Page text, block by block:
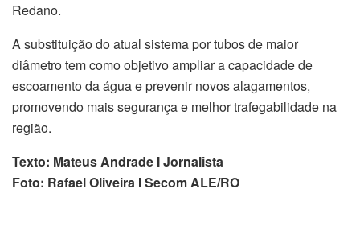
Redano.
A substituição do atual sistema por tubos de maior
diâmetro tem como objetivo ampliar a capacidade de
escoamento da água e prevenir novos alagamentos,
promovendo mais segurança e melhor trafegabilidade na
região.
Texto: Mateus Andrade I Jornalista
Foto: Rafael Oliveira I Secom ALE/RO